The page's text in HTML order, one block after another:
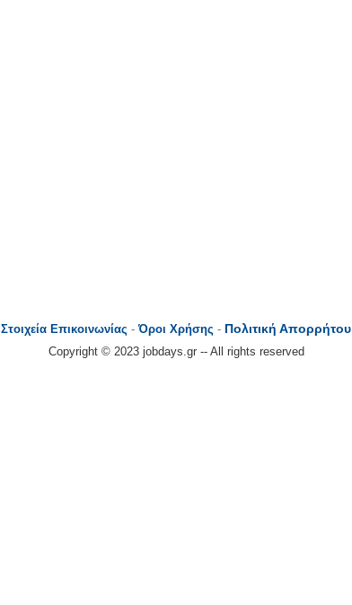
Στοιχεία Επικοινωνίας -Όροι Χρήσης - Πολιτική Απορρήτου
Copyright © 2023 jobdays.gr -- All rights reserved